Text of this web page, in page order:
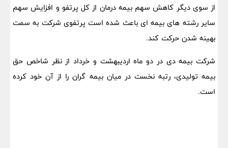
از سوی دیگر کاهش سهم بیمه درمان از کل پرتفو و افزایش سهم
سایر رشته های بیمه ای باعث شده است پرتفوی شرکت به سمت
بهینه شدن حرکت کند.
شرکت بیمه دی در دو ماه اردیبهشت و خرداد از نظر شاخص حق
بیمه تولیدی، رتبه نخست در میان بیمه گران را از آن خود کرده
است.